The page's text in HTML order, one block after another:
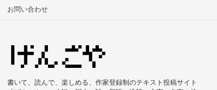
お問い合わせ
書いて、読んで、楽しめる、作家登録制のテキスト投稿サイト